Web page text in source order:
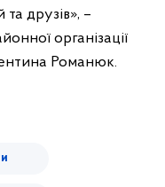
та друзів», –
організації
Романюк.